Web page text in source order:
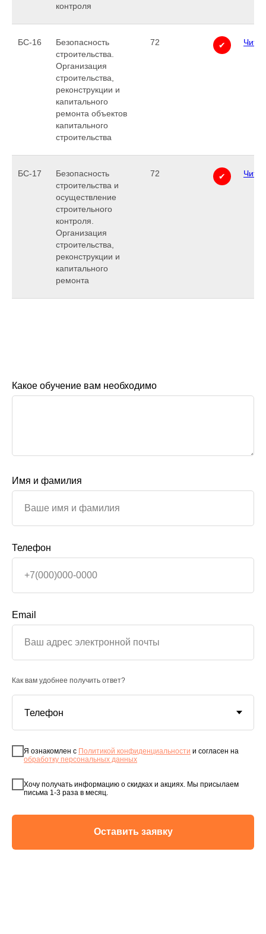
контроля
БС-16
Безопасность
строительства.
Организация
строительства,
реконструкции и
капитального
ремонта объектов
капитального
строительства
72 ✔
БС-17
Безопасность
строительства и
осуществление
строительного
контроля.
Организация
строительства,
реконструкции и
капитального
ремонта
72 ✔
Какое обучение вам необходимо
Имя и фамилия
Телефон
Email
Как вам удобнее получить ответ?
Я ознакомлен с Политикой конфиденциальности и согласен на
обработку персональных данных
Хочу получать информацию о скидках и акциях. Мы присылаем
письма 1-3 раза в месяц.
Оставить заявку